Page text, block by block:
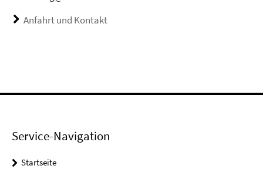
Anfahrt und Kontakt
Service-Navigation
Startseite